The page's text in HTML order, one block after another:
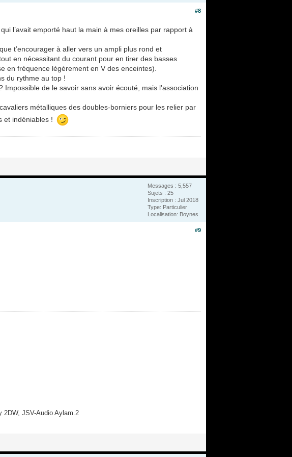
#8
l’avait emporté haut la main à mes oreilles par rapport à
t’encourager à aller vers un ampli plus rond et
en nécessitant du courant pour en tirer des basses
en fréquence légèrement en V des enceintes).
du rythme au top !
de le savoir sans avoir écouté, mais l'association
métalliques des doubles-borniers pour les relier par
et indéniables !
Messages : 5,557
Sujets : 25
Inscription : Jul 2018
Type: Particulier
Localisation: Boynes
#9
2DW, JSV-Audio Aylam.2